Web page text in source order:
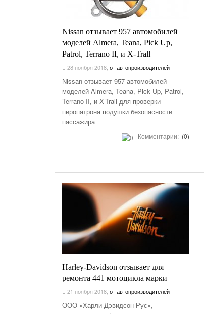
Nissan отзывает 957 автомобилей
моделей Almera, Teana, Pick Up,
Patrol, Terrano II, и X-Trall
28 ноября 2018, от автопроизводителей
Nissan отзывает 957 автомобилей
моделей Almera, Teana, Pick Up, Patrol,
Terrano II, и X-Trall для проверки
пиропатрона подушки безопасности
пассажира
Комментарии: (0)
Harley-Davidson отзывает для
ремонта 441 мотоцикла марки
21 ноября 2018, от автопроизводителей
ООО «Харли-Дэвидсон Рус»,